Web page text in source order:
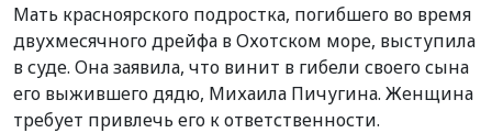
Мать красноярского подростка, погибшего во время
двухмесячного дрейфа в Охотском море, выступила
в суде. Она заявила, что винит в гибели своего сына
его выжившего дядю, Михаила Пичугина. Женщина
требует привлечь его к ответственности.